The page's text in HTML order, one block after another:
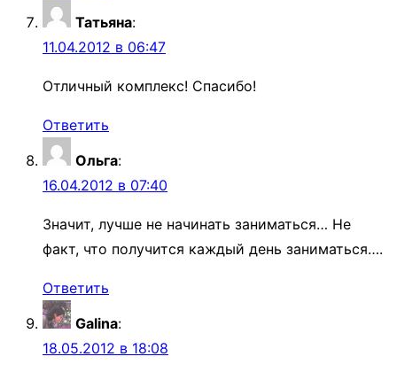
Татьяна:
11.04.2012 в 06:47
Отличный комплекс! Спасибо!
Ответить
Ольга:
16.04.2012 в 07:40
Значит, лучше не начинать заниматься… Не
факт, что получится каждый день заниматься….
Ответить
Galina:
18.05.2012 в 18:08